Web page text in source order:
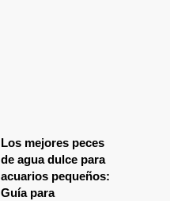
Los mejores peces
de agua dulce para
acuarios pequeños:
Guía para